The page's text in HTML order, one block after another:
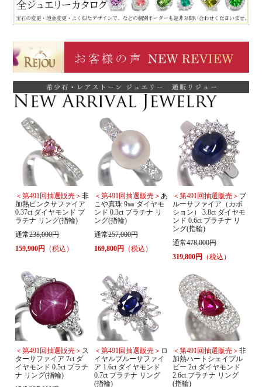
＜第491回抽選販売＞非
加熱ピンクサファイア
0.37ct ダイヤモンド プ
ラチナ リング(指輪)
通常238,000円
159,900円
（税込）
＜第491回抽選販売＞ あ
こや真珠 9㎜ ダイヤモ
ンド 0.3ct プラチナ リ
ング(指輪)
通常257,000円
169,800円
（税込）
＜第491回抽選販売＞ ブ
ルーサファイア（カボ
ション） 3.8ct ダイヤモ
ンド 0.6ct プラチナ リ
ング(指輪)
通常478,000円
319,800円
（税込）
＜第491回抽選販売＞ ス
ターサファイア 7ct ダ
イヤモンド 0.5ct プラチ
ナ リング(指輪)
＜第491回抽選販売＞ ロ
イヤルブルーサファイ
ア 1.6ct ダイヤモンド
0.7ct プラチナ リング
(指輪)
＜第491回抽選販売＞非
加熱ハートシェイプル
ビー 2ct ダイヤモンド
2.6ct プラチナ リング
(指輪)